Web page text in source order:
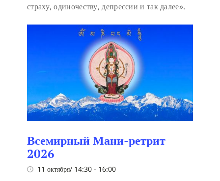
страху, одиночеству, депрессии и так далее».
Всемирный Мани-ретрит
2026
11 октября/ 14:30 - 16:00